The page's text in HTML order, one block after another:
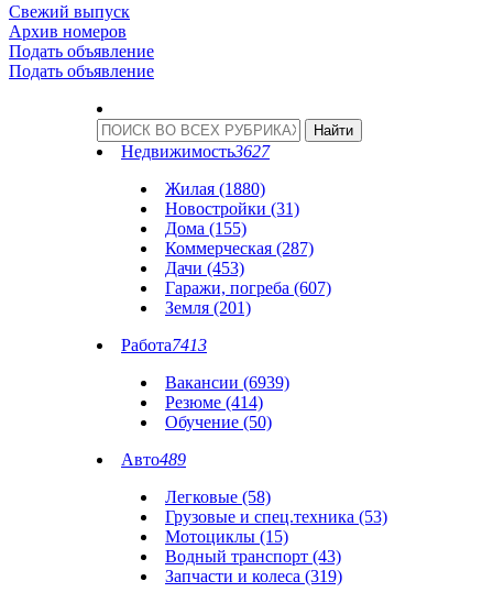
Свежий выпуск
Архив номеров
Подать объявление
Подать объявление
Недвижимость3627
Жилая (1880)
Новостройки (31)
Дома (155)
Коммерческая (287)
Дачи (453)
Гаражи, погреба (607)
Земля (201)
Работа7413
Вакансии (6939)
Резюме (414)
Обучение (50)
Авто489
Легковые (58)
Грузовые и спец.техника (53)
Мотоциклы (15)
Водный транспорт (43)
Запчасти и колеса (319)